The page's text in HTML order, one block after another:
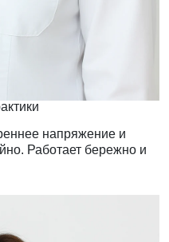
напряжение и
Работает бережно и